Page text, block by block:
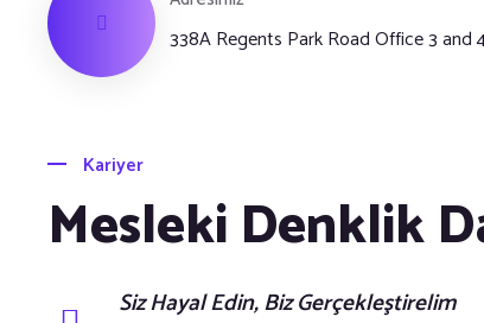
338A Regents Park Road Office 3
Kariyer
Mesleki Denklik
Siz Hayal Edin, Biz Gerçekleştirelim